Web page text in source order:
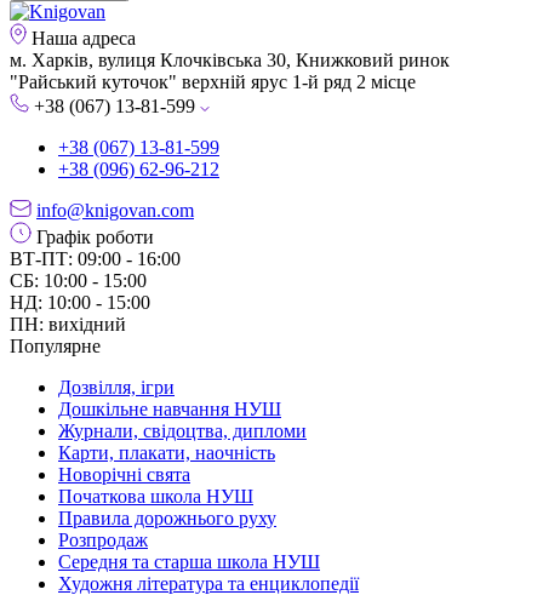
Наша адреса
м. Харків, вулиця Клочківська 30, Книжковий ринок
"Райський куточок" верхній ярус 1-й ряд 2 місце
+38 (067) 13-81-599
+38 (067) 13-81-599
+38 (096) 62-96-212
info@knigovan.com
Графік роботи
ВТ-ПТ: 09:00 - 16:00
СБ: 10:00 - 15:00
НД: 10:00 - 15:00
ПН: вихідний
Популярне
Дозвілля, ігри
Дошкільне навчання НУШ
Журнали, свідоцтва, дипломи
Карти, плакати, наочність
Новорічні свята
Початкова школа НУШ
Правила дорожнього руху
Розпродаж
Середня та старша школа НУШ
Художня література та енциклопедії